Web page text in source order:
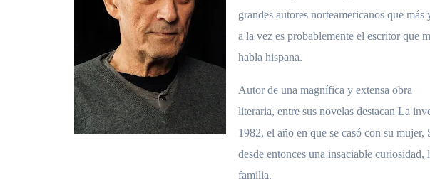
grandes autores norteamericanos que
a la vez es probablemente el escritor que
habla hispana.
Autor de una magnífica y extensa obra
literaria, entre sus novelas destacan La
1982, el año en que se casó con su
desde entonces una insaciable
familia.